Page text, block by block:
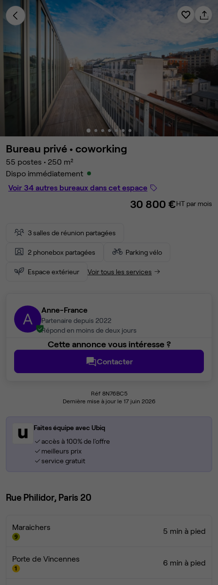
Bureau privé • coworking
55 postes • 250 m²
Dispo immédiatement
Voir 34 autres bureaux dans cet espace
30 800 €HT par mois
3 salles de réunion partagées
2 phonebox partagées Parking vélo
Espace extérieur Voir tous les services
A Anne-France
Partenaire depuis 2022
Répond en moins de deux jours
Cette annonce vous intéresse ?
Contacter
Réf 8N76BC5
Dernière mise à jour le 17 juin 2026
Faites équipe avec Ubiq
accès à 100% de l'offre
meilleurs prix
service gratuit
Rue Philidor, Paris 20
Maraichers 5 min à pied
Porte de Vincennes 6 min à pied